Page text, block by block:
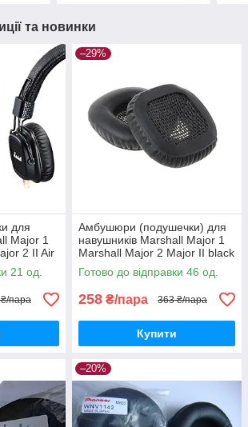
та новинки
для
Major 1
2 II Air
21 од.
пара
–29%
Амбушюри (подушечки) для
навушників Marshall Major 1
Marshall Major 2 Major II black
Готово до відправки 46 од.
258 ₴/пара 363 ₴/пара
Купити
–20%